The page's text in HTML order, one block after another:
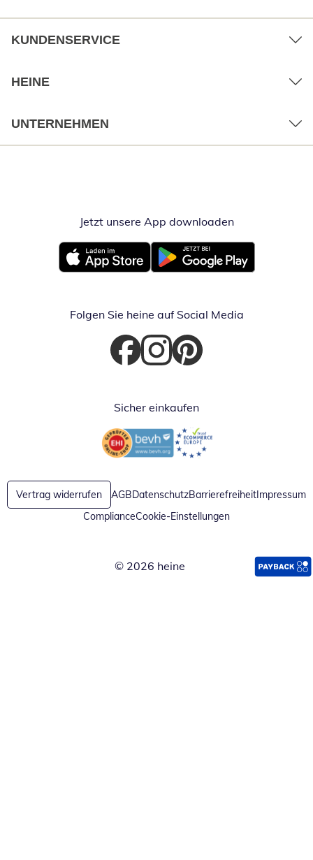
KUNDENSERVICE
HEINE
UNTERNEHMEN
Jetzt unsere App downloadenÖffnet in
Öffnet in neuem FensterÖffnet in neuem Fenster
Folgen Sie heine auf Social Media
Öffnet in neuem Fenster
Öffnet in neuem Fenster
Öffnet in neuem Fenster
Sicher einkaufen
Öffnet in neuem FensterÖffnet in neuem Fenster
Vertrag widerrufen AGBDatenschutzBarrierefreiheitImpressum
ComplianceCookie-Einstellungen
© 2026 heine